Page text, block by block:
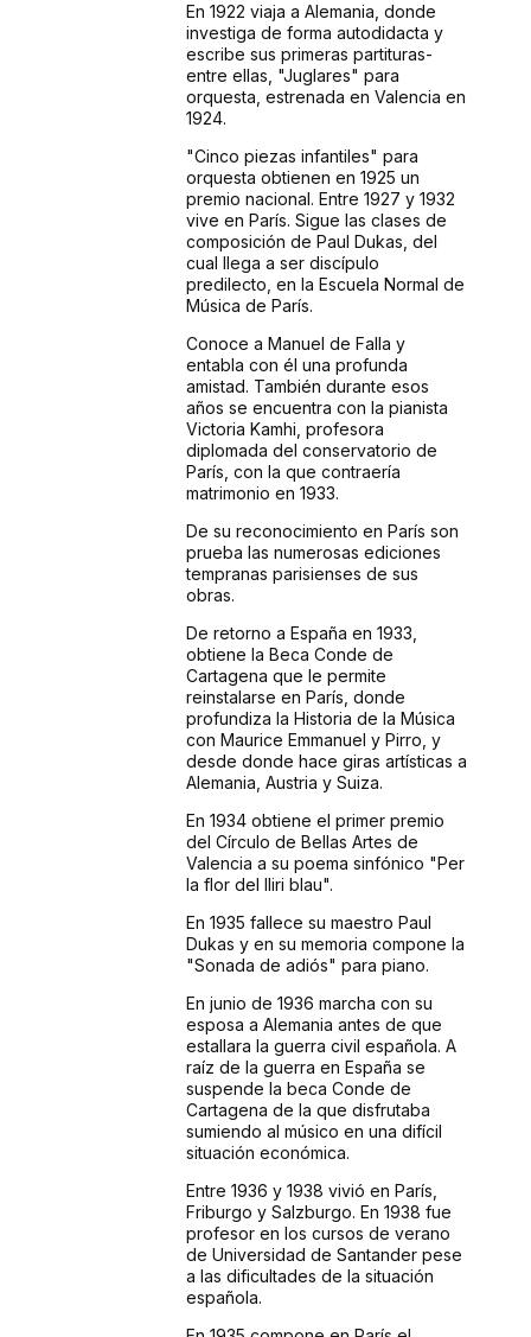
En 1922 viaja a Alemania, donde
investiga de forma autodidacta y
escribe sus primeras partituras-
entre ellas, "Juglares" para
orquesta, estrenada en Valencia en
1924.
"Cinco piezas infantiles" para
orquesta obtienen en 1925 un
premio nacional. Entre 1927 y 1932
vive en París. Sigue las clases de
composición de Paul Dukas, del
cual llega a ser discípulo
predilecto, en la Escuela Normal de
Música de París.
Conoce a Manuel de Falla y
entabla con él una profunda
amistad. También durante esos
años se encuentra con la pianista
Victoria Kamhi, profesora
diplomada del conservatorio de
París, con la que contraería
matrimonio en 1933.
De su reconocimiento en París son
prueba las numerosas ediciones
tempranas parisienses de sus
obras.
De retorno a España en 1933,
obtiene la Beca Conde de
Cartagena que le permite
reinstalarse en París, donde
profundiza la Historia de la Música
con Maurice Emmanuel y Pirro, y
desde donde hace giras artísticas a
Alemania, Austria y Suiza.
En 1934 obtiene el primer premio
del Círculo de Bellas Artes de
Valencia a su poema sinfónico "Per
la flor del lliri blau".
En 1935 fallece su maestro Paul
Dukas y en su memoria compone la
"Sonada de adiós" para piano.
En junio de 1936 marcha con su
esposa a Alemania antes de que
estallara la guerra civil española. A
raíz de la guerra en España se
suspende la beca Conde de
Cartagena de la que disfrutaba
sumiendo al músico en una difícil
situación económica.
Entre 1936 y 1938 vivió en París,
Friburgo y Salzburgo. En 1938 fue
profesor en los cursos de verano
de Universidad de Santander pese
a las dificultades de la situación
española.